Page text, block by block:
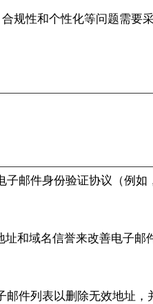
规性和个性化等问题需要
子邮件身份验证协议（例
址和域名信誉来改善电子
邮件列表以删除无效地址